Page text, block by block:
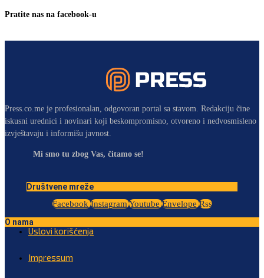
Pratite nas na facebook-u
Press.co.me je profesionalan, odgovoran portal sa stavom. Redakciju čine
iskusni urednici i novinari koji beskompromisno, otvoreno i nedvosmisleno
izvještavaju i informišu javnost.
Mi smo tu zbog Vas, čitamo se!
Društvene mreže
Facebook Instagram Youtube Envelope Rss
O nama
Uslovi korišćenja
Impressum